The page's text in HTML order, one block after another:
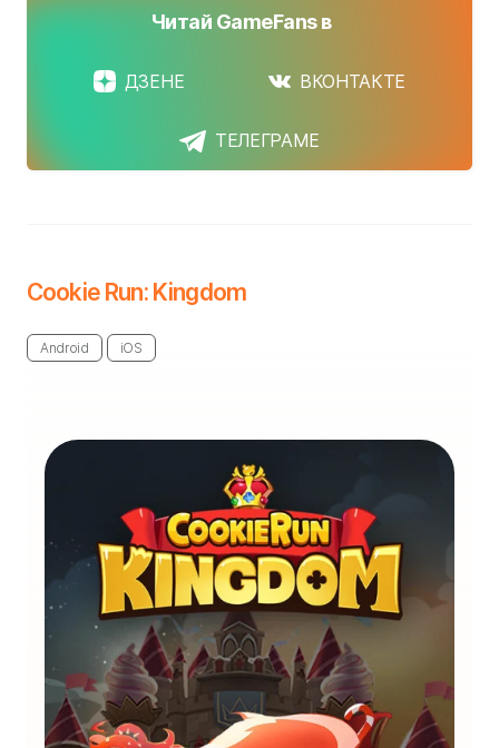
Читай GameFans в
ДЗЕНЕ ВКОНТАКТЕ
ТЕЛЕГРАМЕ
Cookie Run: Kingdom
Android iOS